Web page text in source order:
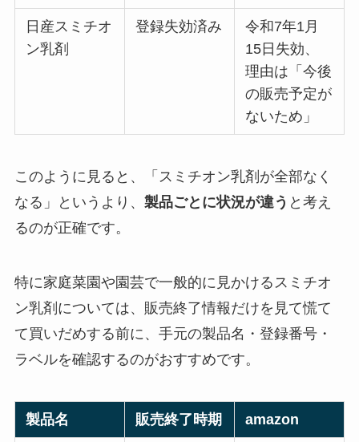
日産スミチオ
ン乳剤
登録失効済み
令和7年1月
15日失効、
理由は「今後
の販売予定が
ないため」
このように見ると、「スミチオン乳剤が全部なく
なる」というより、 製品ごとに状況が違う と考え
るのが正確です。
特に家庭菜園や園芸で一般的に見かけるスミチオ
ン乳剤については、販売終了情報だけを見て慌て
て買いだめする前に、手元の製品名・登録番号・
ラベルを確認するのがおすすめです。
製品名 販売終了時期 amazon